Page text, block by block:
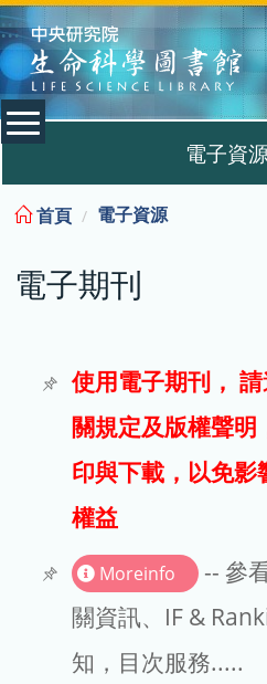
:::
電子資
電子期
試用
文章處
首頁 電子資源
電子期刊
使用電子期刊，
關規定及版權聲明
印與下載，以免影
權益
Moreinfo
-- 參
關資訊、IF &
知，目次服務.....